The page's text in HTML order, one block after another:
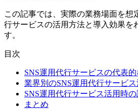
この記事では、実際の業務場面を想
行サービスの活用方法と導入効果を
す。
目次
SNS運用代行サービスの代表
業界別のSNS運用代行サービ
SNS運用代行サービス活用時
まとめ